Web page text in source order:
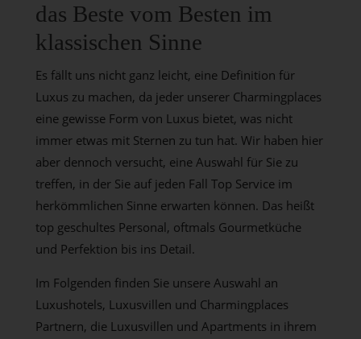
das Beste vom Besten im
klassischen Sinne
Es fällt uns nicht ganz leicht, eine Definition für
Luxus zu machen, da jeder unserer Charmingplaces
eine gewisse Form von Luxus bietet, was nicht
immer etwas mit Sternen zu tun hat. Wir haben hier
aber dennoch versucht, eine Auswahl für Sie zu
treffen, in der Sie auf jeden Fall Top Service im
herkömmlichen Sinne erwarten können. Das heißt
top geschultes Personal, oftmals Gourmetküche
und Perfektion bis ins Detail.
Im Folgenden finden Sie unsere Auswahl an
Luxushotels, Luxusvillen und Charmingplaces
Partnern, die Luxusvillen und Apartments in ihrem